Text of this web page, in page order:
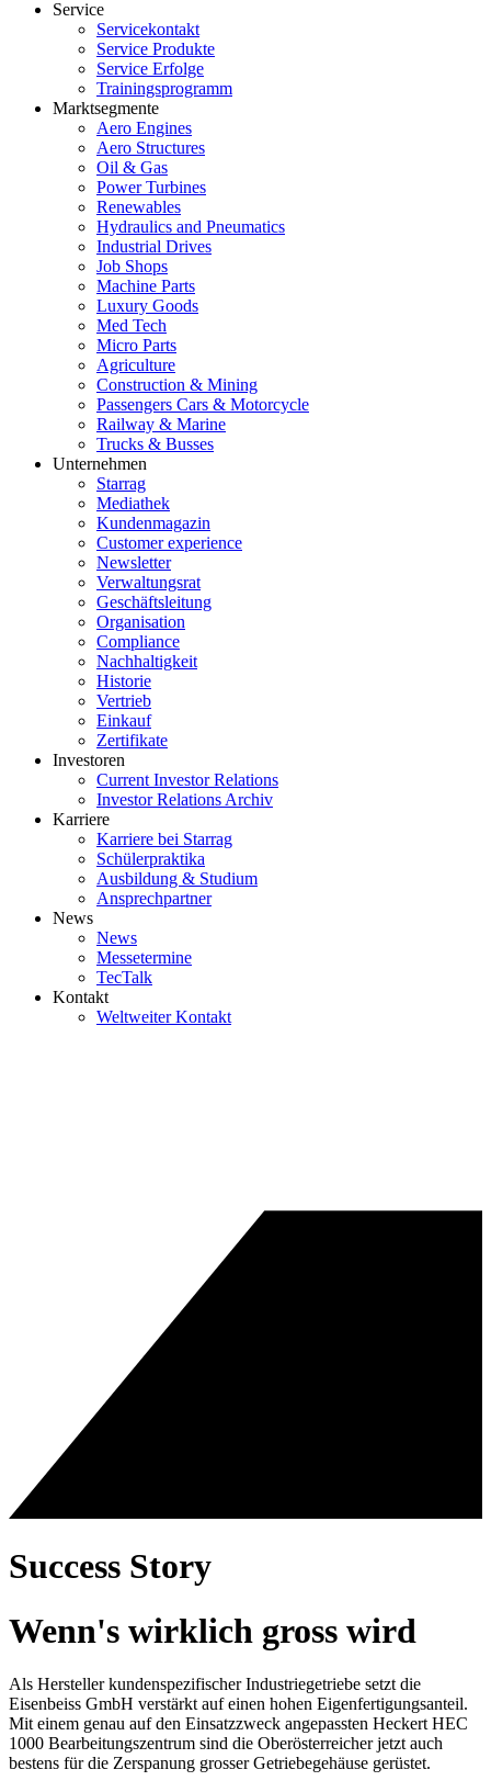
Service
Servicekontakt
Service Produkte
Service Erfolge
Trainingsprogramm
Marktsegmente
Aero Engines
Aero Structures
Oil & Gas
Power Turbines
Renewables
Hydraulics and Pneumatics
Industrial Drives
Job Shops
Machine Parts
Luxury Goods
Med Tech
Micro Parts
Agriculture
Construction & Mining
Passengers Cars & Motorcycle
Railway & Marine
Trucks & Busses
Unternehmen
Starrag
Mediathek
Kundenmagazin
Customer experience
Newsletter
Verwaltungsrat
Geschäftsleitung
Organisation
Compliance
Nachhaltigkeit
Historie
Vertrieb
Einkauf
Zertifikate
Investoren
Current Investor Relations
Investor Relations Archiv
Karriere
Karriere bei Starrag
Schülerpraktika
Ausbildung & Studium
Ansprechpartner
News
News
Messetermine
TecTalk
Kontakt
Weltweiter Kontakt
Success Story
Wenn's wirklich gross wird
Als Hersteller kundenspezifischer Industriegetriebe setzt die
Eisenbeiss GmbH verstärkt auf einen hohen Eigenfertigungsanteil.
Mit einem genau auf den Einsatzzweck angepassten Heckert HEC
1000 Bearbeitungszentrum sind die Oberösterreicher jetzt auch
bestens für die Zerspanung grosser Getriebegehäuse gerüstet.